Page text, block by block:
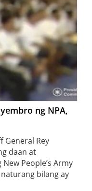
ng NPA,
General Rey
daan at
People’s Army
bilang ay